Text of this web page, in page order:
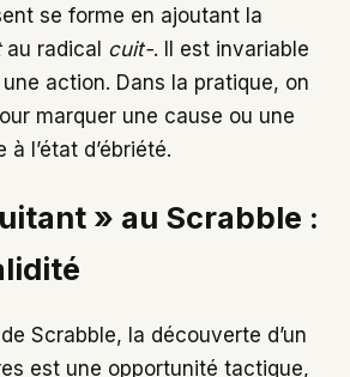
se forme en ajoutant la
au radical cuit-. Il est invariable
une action. Dans la pratique, on
marquer une cause ou une
l’état d’ébriété.
» au Scrabble :
Scrabble, la découverte d’un
est une opportunité tactique,